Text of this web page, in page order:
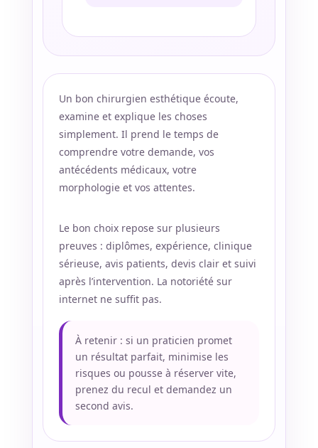
Un bon chirurgien esthétique écoute,
examine et explique les choses
simplement. Il prend le temps de
comprendre votre demande, vos
antécédents médicaux, votre
morphologie et vos attentes.
Le bon choix repose sur plusieurs
preuves : diplômes, expérience, clinique
sérieuse, avis patients, devis clair et suivi
après l’intervention. La notoriété sur
internet ne suffit pas.
À retenir : si un praticien promet
un résultat parfait, minimise les
risques ou pousse à réserver vite,
prenez du recul et demandez un
second avis.